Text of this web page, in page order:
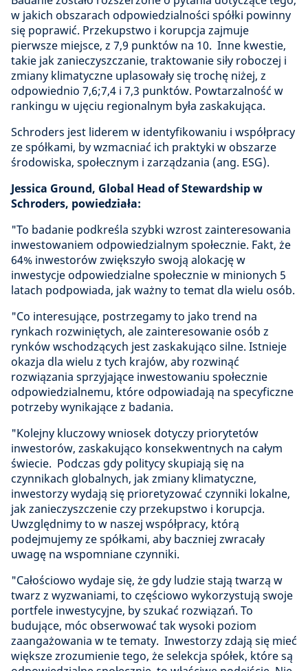
w jakich obszarach odpowiedzialności spółki powinny
się poprawić. Przekupstwo i korupcja zajmuje
pierwsze miejsce, z 7,9 punktów na 10. Inne kwestie,
takie jak zanieczyszczanie, traktowanie siły roboczej i
zmiany klimatyczne uplasowały się trochę niżej, z
odpowiednio 7,6;7,4 i 7,3 punktów. Powtarzalność w
rankingu w ujęciu regionalnym była zaskakująca.
Schroders jest liderem w identyfikowaniu i współpracy
ze spółkami, by wzmacniać ich praktyki w obszarze
środowiska, społecznym i zarządzania (ang. ESG).
Jessica Ground, Global Head of Stewardship w
Schroders, powiedziała:
"To badanie podkreśla szybki wzrost zainteresowania
inwestowaniem odpowiedzialnym społecznie. Fakt, że
64% inwestorów zwiększyło swoją alokację w
inwestycje odpowiedzialne społecznie w minionych 5
latach podpowiada, jak ważny to temat dla wielu osób.
"Co interesujące, postrzegamy to jako trend na
rynkach rozwiniętych, ale zainteresowanie osób z
rynków wschodzących jest zaskakująco silne. Istnieje
okazja dla wielu z tych krajów, aby rozwinąć
rozwiązania sprzyjające inwestowaniu społecznie
odpowiedzialnemu, które odpowiadają na specyficzne
potrzeby wynikające z badania.
"Kolejny kluczowy wniosek dotyczy priorytetów
inwestorów, zaskakująco konsekwentnych na całym
świecie. Podczas gdy politycy skupiają się na
czynnikach globalnych, jak zmiany klimatyczne,
inwestorzy wydają się prioretyzować czynniki lokalne,
jak zanieczyszczenie czy przekupstwo i korupcja.
Uwzględnimy to w naszej współpracy, którą
podejmujemy ze spółkami, aby baczniej zwracały
uwagę na wspomniane czynniki.
"Całościowo wydaje się, że gdy ludzie stają twarzą w
twarz z wyzwaniami, to częściowo wykorzystują swoje
portfele inwestycyjne, by szukać rozwiązań. To
budujące, móc obserwować tak wysoki poziom
zaangażowania w te tematy. Inwestorzy zdają się mieć
większe zrozumienie tego, że selekcja spółek, które są